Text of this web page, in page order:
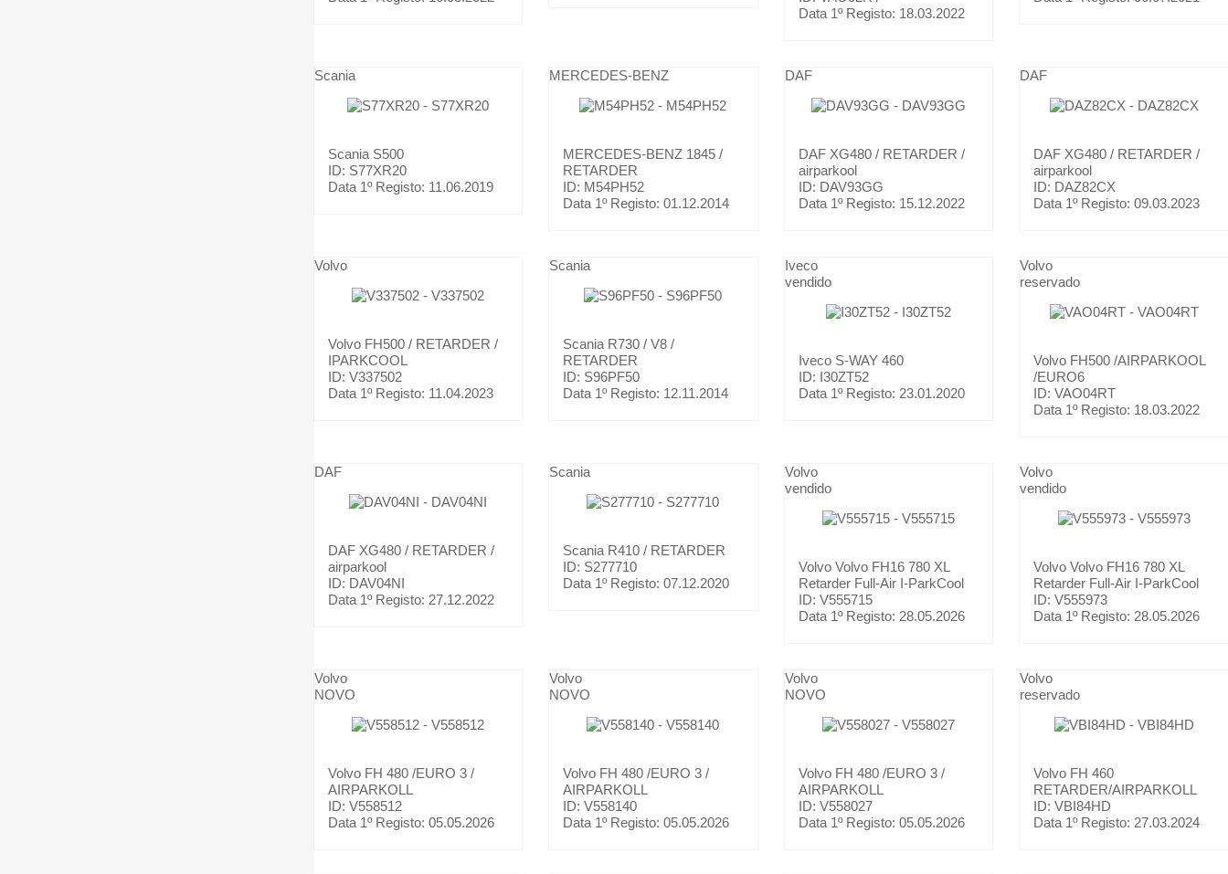
Data 1º Registo: 18.03.2022
Scania
Scania S500
ID: S77XR20
Data 1º Registo: 11.06.2019
MERCEDES-BENZ
MERCEDES-BENZ 1845 /
RETARDER
ID: M54PH52
Data 1º Registo:01.12.2014
DAF
DAF XG480 / RETARDER /
airparkool
ID: DAV93GG
Data 1º Registo: 15.12.2022
DAF
DAF XG480 / RETARDER /
airparkool
ID: DAZ82CX
Data 1º Registo:09.03.2023
Volvo
Volvo FH500 / RETARDER /
IPARKCOOL
ID: V337502
Data 1º Registo: 11.04.2023
Scania
Scania R730 / V8 /
RETARDER
ID: S96PF50
Data 1º Registo: 12.11.2014
Iveco
vendido
Iveco S-WAY 460
ID: I30ZT52
Data 1º Registo: 23.01.2020
Volvo
reservado
Volvo FH500 /AIRPARKOOL
/EURO6
ID: VAO04RT
Data 1º Registo: 18.03.2022
DAF
DAF XG480 / RETARDER /
airparkool
ID: DAV04NI
Data 1º Registo: 27.12.2022
Scania
Scania R410 / RETARDER
ID: S277710
Data 1º Registo:07.12.2020
Volvo
vendido
Volvo Volvo FH16 780 XL
Retarder Full-Air I-ParkCool
ID: V555715
Data 1º Registo: 28.05.2026
Volvo
vendido
VolvoVolvo FH16 780 XL
Retarder Full-Air I-ParkCool
ID: V555973
Data 1º Registo: 28.05.2026
Volvo
NOVO
Volvo FH 480 /EURO 3 /
AIRPARKOLL
ID: V558512
Data 1º Registo: 05.05.2026
Volvo
NOVO
Volvo FH 480 /EURO 3 /
AIRPARKOLL
ID: V558140
Data 1º Registo:05.05.2026
Volvo
NOVO
Volvo FH 480 /EURO 3 /
AIRPARKOLL
ID: V558027
Data 1º Registo: 05.05.2026
Volvo
reservado
Volvo FH 460
RETARDER/AIRPARKOLL
ID: VBI84HD
Data 1º Registo: 27.03.2024